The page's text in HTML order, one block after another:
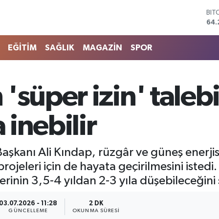
EĞİTİM SAĞLIK MAGAZİN SPOR
izin'
inebilir
Ali Kındap, rüzgâr ve güneş
için de hayata geçirilmesini
3,5-4 yıldan 2-3 yıla
- 11:28
GÜNCELLEME
2 DK
OKUNMA SÜRESI